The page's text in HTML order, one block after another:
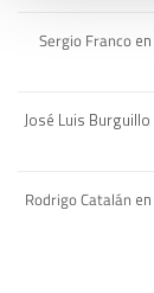
Sergio Franco en
José Luis Burguillo
Rodrigo Catalán en